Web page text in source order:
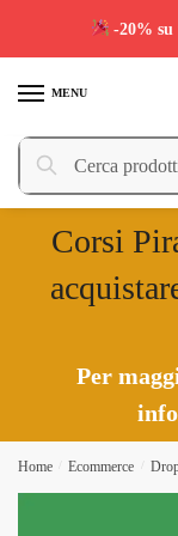
MENU
Cerca:
Cerca
Corsi
Per
Home Ecommerce
-20%